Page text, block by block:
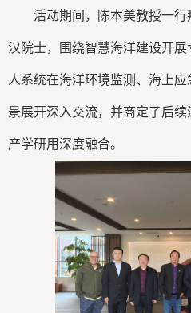
活动期间，陈本美教授一
汉院士，围绕智慧海洋建设开
人系统在海洋环境监测、海上
景展开深入交流，并商定了后
产学研用深度融合。